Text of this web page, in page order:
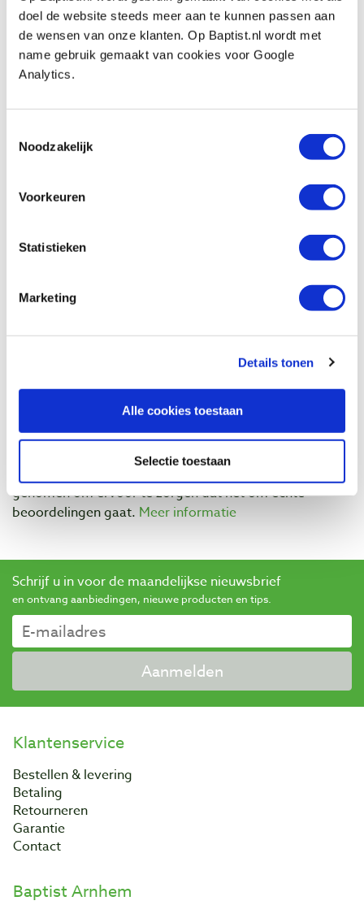
doel de website steeds meer aan te kunnen passen aan
de wensen van onze klanten. Op Baptist.nl wordt met
name gebruik gemaakt van cookies voor Google
Analytics.
Noodzakelijk
Voorkeuren
Statistieken
Marketing
Details tonen
Alle cookies toestaan
Selectie toestaan
Artikelnummer: 23846
€ 195,00 incl. btw
€ 161,16 excl. btw
Beoordelingen
Baptist maakt gebruik van Trusted Shops als een
onafhankelijke dienstverlener voor het verkrijgen van
genomen om ervoor te zorgen dat het om echte
beoordelingen gaat. Meer informatie
Schrijf u in voor de maandelijkse nieuwsbrief
en ontvang aanbiedingen, nieuwe producten en tips.
Aanmelden
Klantenservice
Bestellen & levering
Betaling
Retourneren
Garantie
Contact
Baptist Arnhem